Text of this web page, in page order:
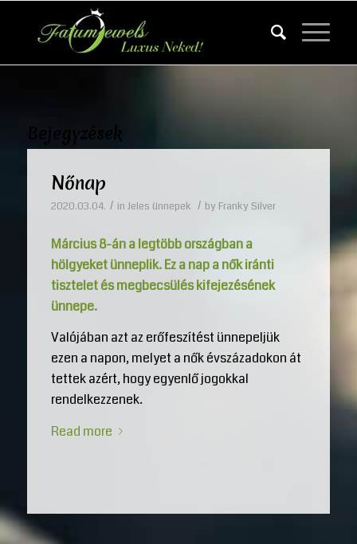
Bejegyzések
Nőnap
2020.03.04. / in Jeles ünnepek / by Franky Silver
Március 8-án a legtöbb országban a
hölgyeket ünneplik. Ez a nap a nők iránti
tisztelet és megbecsülés kifejezésének
ünnepe.
Valójában azt az erőfeszítést ünnepeljük
ezen a napon, melyet a nők évszázadokon át
tettek azért, hogy egyenlő jogokkal
rendelkezzenek.
Read more